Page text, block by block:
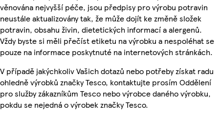
věnována nejvyšší péče, jsou předpisy pro výrobu potravin
neustále aktualizovány tak, že může dojít ke změně složek
potravin, obsahu živin, dietetických informací a alergenů.
Vždy byste si měli přečíst etiketu na výrobku a nespoléhat se
pouze na informace poskytnuté na internetových stránkách.
V případě jakýchkoliv Vašich dotazů nebo potřeby získat radu
ohledně výrobků značky Tesco, kontaktujte prosím Oddělení
pro služby zákazníkům Tesco nebo výrobce daného výrobku,
pokdu se nejedná o výrobek značky Tesco.